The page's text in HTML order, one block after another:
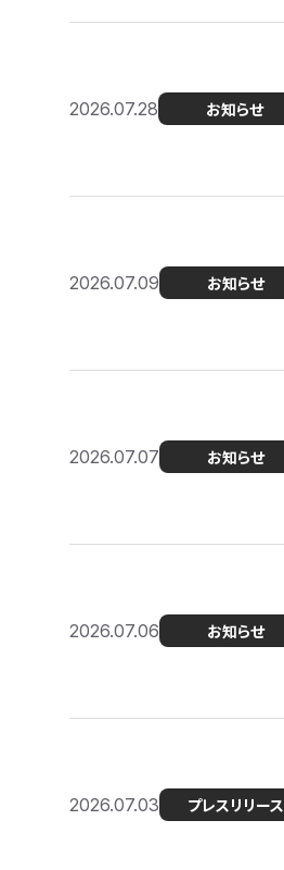
2026.07.28 お知らせ
2026.07.09 お知らせ
2026.07.07 お知らせ
2026.07.06 お知らせ
2026.07.03 プレスリリース